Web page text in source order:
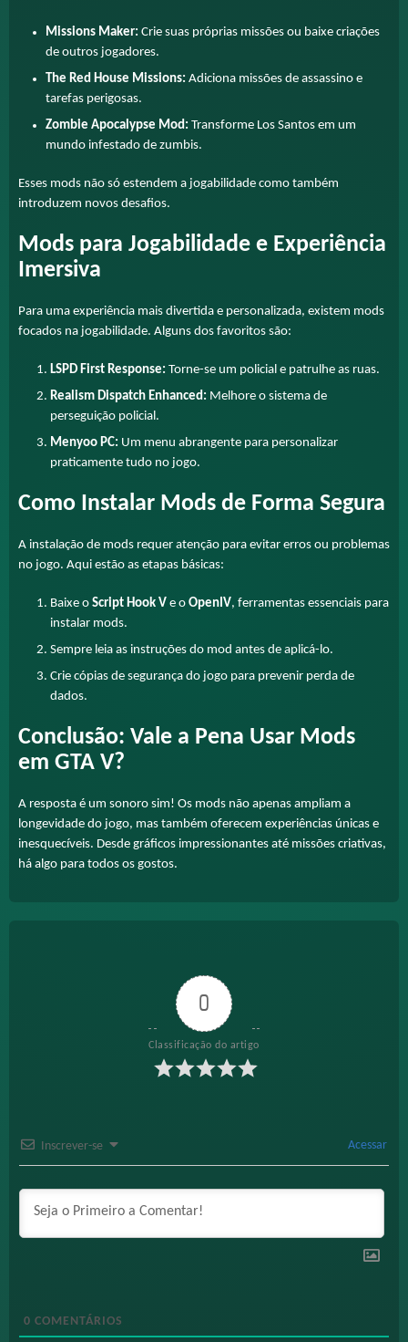
Missions Maker: Crie suas próprias missões ou baixe criações
de outros jogadores.
The Red House Missions: Adiciona missões de assassino e
tarefas perigosas.
Zombie Apocalypse Mod: Transforme Los Santos em um
mundo infestado de zumbis.
Esses mods não só estendem a jogabilidade como também
introduzem novos desafios.
Mods para Jogabilidade e Experiência
Imersiva
Para uma experiência mais divertida e personalizada, existem mods
focados na jogabilidade. Alguns dos favoritos são:
LSPD First Response: Torne-se um policial e patrulhe as ruas.
Realism Dispatch Enhanced: Melhore o sistema de
perseguição policial.
Menyoo PC: Um menu abrangente para personalizar
praticamente tudo no jogo.
Como Instalar Mods de Forma Segura
A instalação de mods requer atenção para evitar erros ou problemas
no jogo. Aqui estão as etapas básicas:
Baixe o Script Hook V e o OpenIV, ferramentas essenciais para
instalar mods.
Sempre leia as instruções do mod antes de aplicá-lo.
Crie cópias de segurança do jogo para prevenir perda de
dados.
Conclusão: Vale a Pena Usar Mods
em GTA V?
A resposta é um sonoro sim! Os mods não apenas ampliam a
longevidade do jogo, mas também oferecem experiências únicas e
inesquecíveis. Desde gráficos impressionantes até missões criativas,
há algo para todos os gostos.
0
Classificação do artigo
Inscrever-se Acessar
0 COMENTÁRIOS